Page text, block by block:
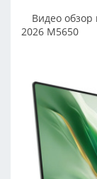
Видео обзор
2026 M5650